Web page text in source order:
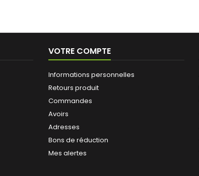
VOTRE COMPTE
Informations personnelles
Retours produit
Commandes
Avoirs
Adresses
Bons de réduction
Mes alertes